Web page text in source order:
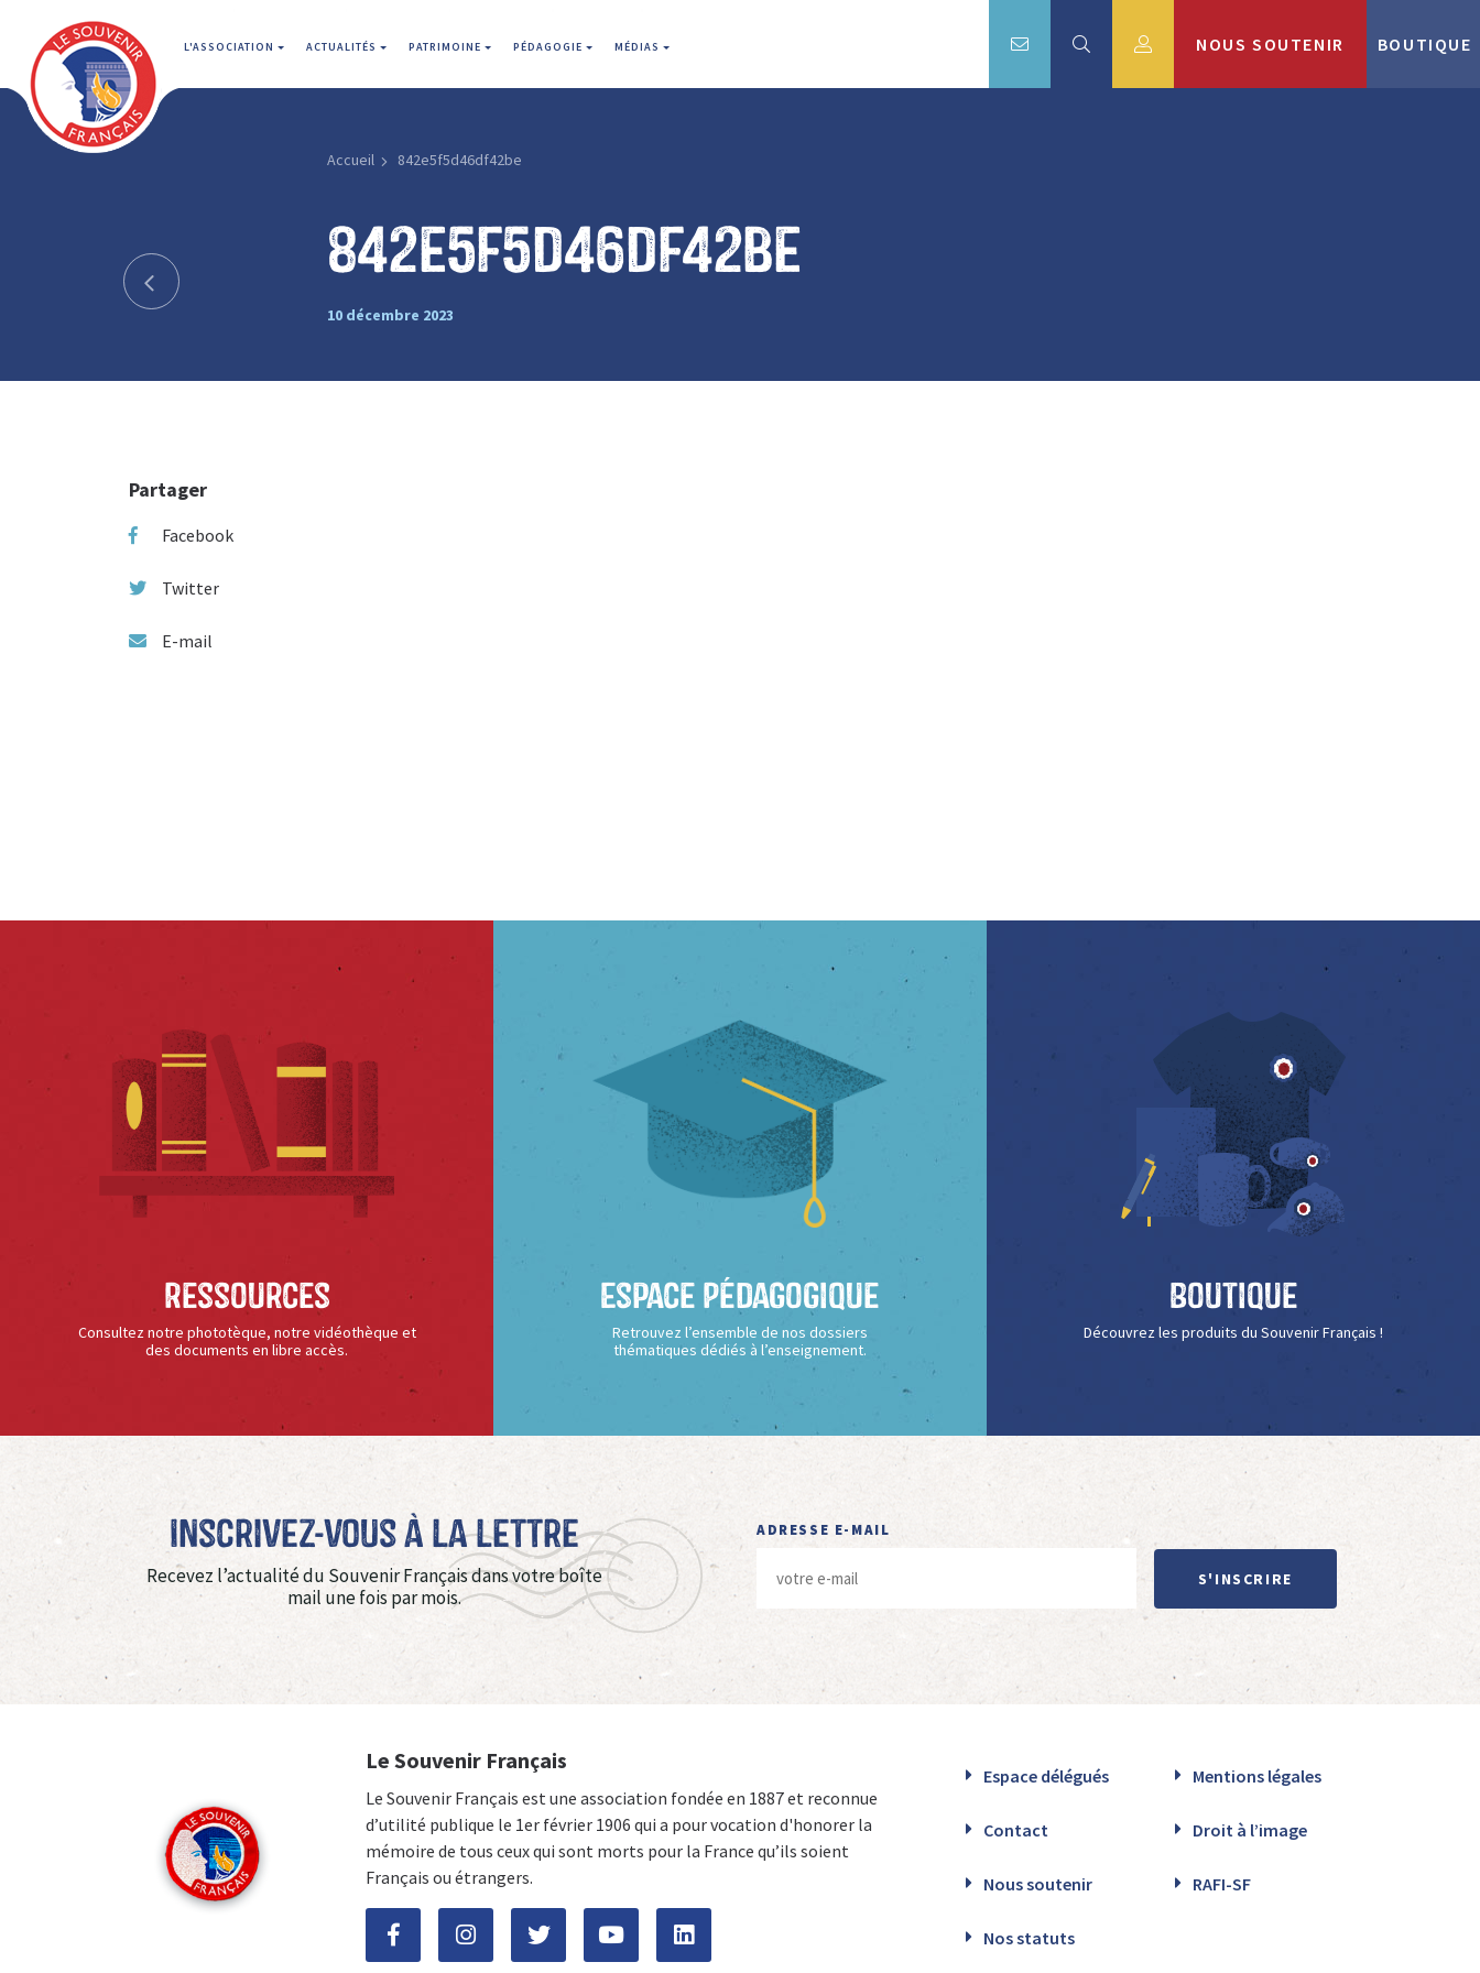
L'ASSOCIATION ACTUALITÉS PATRIMOINE PÉDAGOGIE MÉDIAS NOUS SOUTENIR BOUTIQUE
Accueil 842e5f5d46df42be
842e5f5d46df42be
10 décembre 2023
Partager
Facebook
Twitter
E-mail
Ressources
Consultez notre phototèque, notre vidéothèque et
des documents en libre accès.
Espace Pédagogique
Retrouvez l’ensemble de nos dossiers
thématiques dédiés à l’enseignement.
Boutique
Découvrez les produits du Souvenir Français !
Inscrivez-vous à La Lettre
Recevez l’actualité du Souvenir Français dans votre boîte
mail une fois par mois.
ADRESSE E-MAIL
S'INSCRIRE
Le Souvenir Français
Le Souvenir Français est une association fondée en 1887 et reconnue
d’utilité publique le 1er février 1906 qui a pour vocation d'honorer la
mémoire de tous ceux qui sont morts pour la France qu’ils soient
Français ou étrangers.
Espace délégués Mentions légales
Contact Droit à l’image
Nous soutenir RAFI-SF
Nos statuts